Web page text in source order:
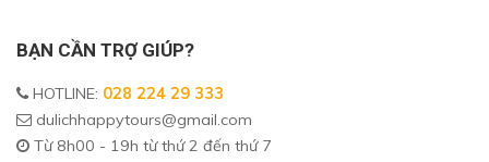
BẠN CẦN TRỢ GIÚP?
HOTLINE: 028 224 29 333
dulichhappytours@gmail.com
Từ 8h00 - 19h từ thứ 2 đến thứ 7